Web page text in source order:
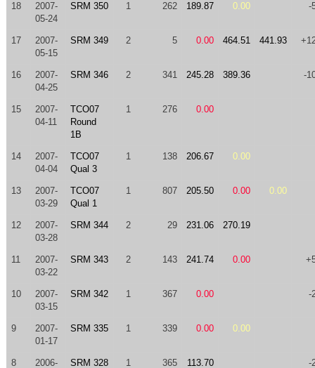
18
2007-
05-24
SRM 350 1 262 189.87 0.00 -
17
2007-
05-15
SRM 349 2 5 0.00 464.51 441.93
16
2007-
04-25
SRM 346 2 341 245.28 389.36 -
15
2007-
04-11
TCO07
Round
1B
1 276 0.00
14
2007-
04-04
TCO07
Qual 3
1 138 206.67 0.00
13
2007-
03-29
TCO07
Qual 1
1 807 205.50 0.00 0.00
12
2007-
03-28
SRM 344 2 29 231.06 270.19
11
2007-
03-22
SRM 343 2 143 241.74 0.00
10
2007-
03-15
SRM 342 1 367 0.00 -
9
2007-
01-17
SRM 335 1 339 0.00 0.00
8
2006-
SRM 328 1 365 113.70 -